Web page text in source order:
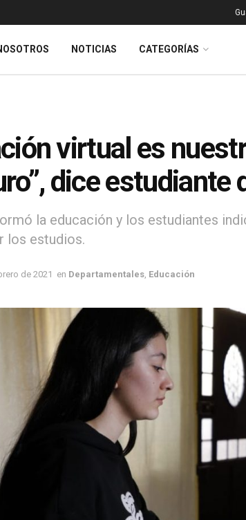
NOTICIAS CATEGORÍAS
virtual es
dice estudiante
la educación y los estudiantes
los estudios.
de 2021 en Departamentales Educación